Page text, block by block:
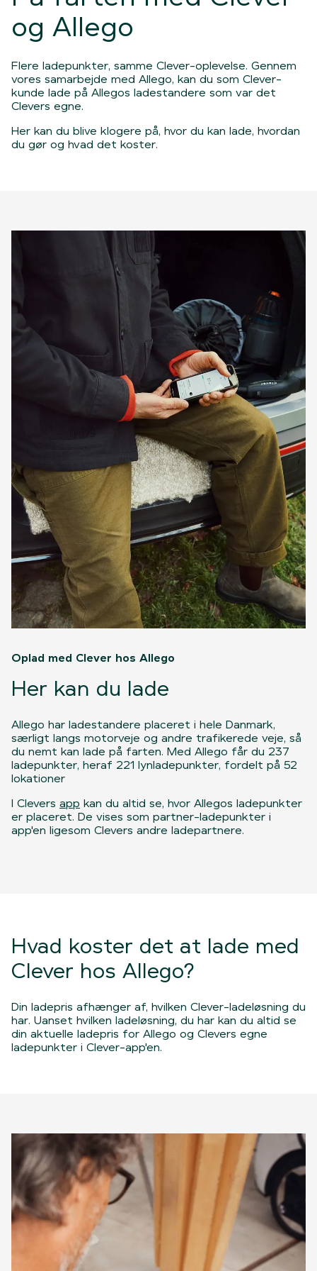
og Allego
Flere ladepunkter, samme Clever-oplevelse. Gennem
vores samarbejde med Allego, kan du som Clever-
kunde lade på Allegos ladestandere som var det
Clevers egne.
Her kan du blive klogere på, hvor du kan lade, hvordan
du gør og hvad det koster.
Oplad med Clever hos Allego
Her kan du lade
Allego har ladestandere placeret i hele Danmark,
særligt langs motorveje og andre trafikerede veje, så
du nemt kan lade på farten. Med Allego får du 237
ladepunkter, heraf 221 lynladepunkter, fordelt på 52
lokationer
I Clevers app kan du altid se, hvor Allegos ladepunkter
er placeret. De vises som partner-ladepunkter i
app'en ligesom Clevers andre ladepartnere.
Hvad koster det at lade med
Clever hos Allego?
Din ladepris afhænger af, hvilken Clever-ladeløsning du
har. Uanset hvilken ladeløsning, du har kan du altid se
din aktuelle ladepris for Allego og Clevers egne
ladepunkter i Clever-app'en.